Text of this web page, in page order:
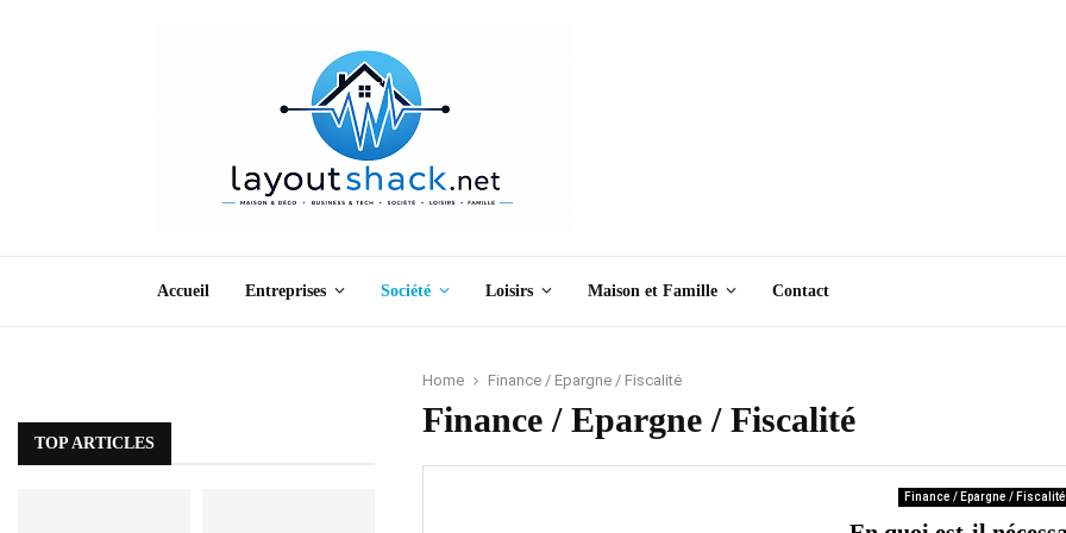
Accueil Entreprises Société Loisirs Maison et Famille Contact
Home Finance / Epargne / Fiscalité
Finance / Epargne / Fiscalité
Finance / Epargne / Fiscalité
TOP ARTICLES